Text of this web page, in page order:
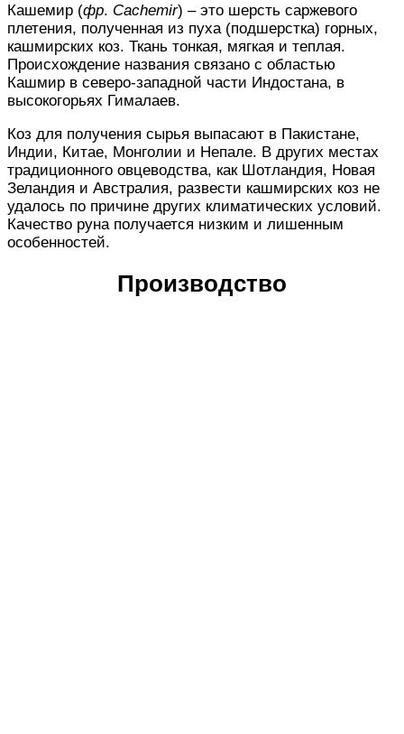
Кашемир (фр. Cachemir) – это шерсть саржевого
плетения, полученная из пуха (подшерстка) горных,
кашмирских коз. Ткань тонкая, мягкая и теплая.
Происхождение названия связано с областью
Кашмир в северо-западной части Индостана, в
высокогорьях Гималаев.
Коз для получения сырья выпасают в Пакистане,
Индии, Китае, Монголии и Непале. В других местах
традиционного овцеводства, как Шотландия, Новая
Зеландия и Австралия, развести кашмирских коз не
удалось по причине других климатических условий.
Качество руна получается низким и лишенным
особенностей.
Производство